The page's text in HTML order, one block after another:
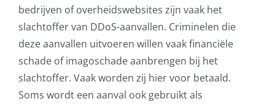
Office365
Glasvezelverbindingen
Microsoft software licenties
bedrijven of overheidswebsites zijn vaak het
slachtoffer van DDoS-aanvallen. Criminelen die
deze aanvallen uitvoeren willen vaak financiële
schade of imagoschade aanbrengen bij het
slachtoffer. Vaak worden zij hier voor betaald.
Soms wordt een aanval ook gebruikt als